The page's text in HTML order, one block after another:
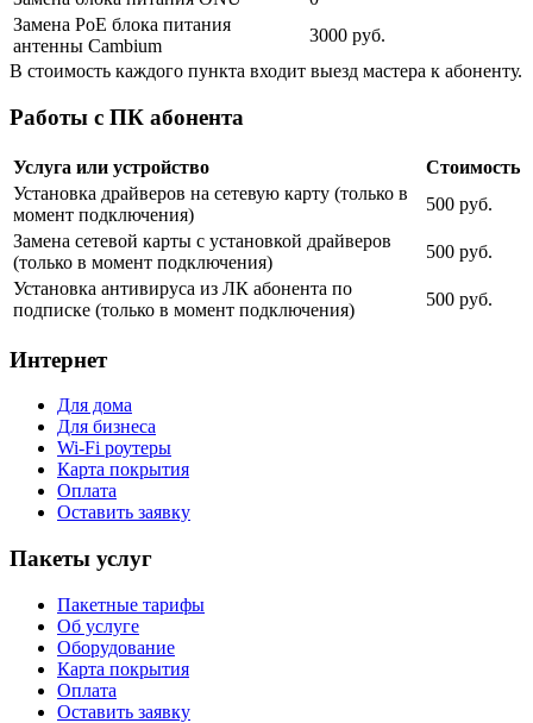
Замена PoE блока питания
антенны Cambium
3000 руб.
В стоимость каждого пункта входит выезд мастера к абоненту.
Работы с ПК абонента
Услуга или устройство
Стоимость
Установка драйверов на сетевую карту (только в
момент подключения)
500 руб.
Замена сетевой карты с установкой драйверов
(только в момент подключения)
500 руб.
Установка антивируса из ЛК абонента по
подписке (только в момент подключения)
500 руб.
Интернет
Для дома
Для бизнеса
Wi-Fi роутеры
Карта покрытия
Оплата
Оставить заявку
Пакеты услуг
Пакетные тарифы
Об услуге
Оборудование
Карта покрытия
Оплата
Оставить заявку